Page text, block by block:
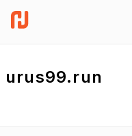
urus99.run